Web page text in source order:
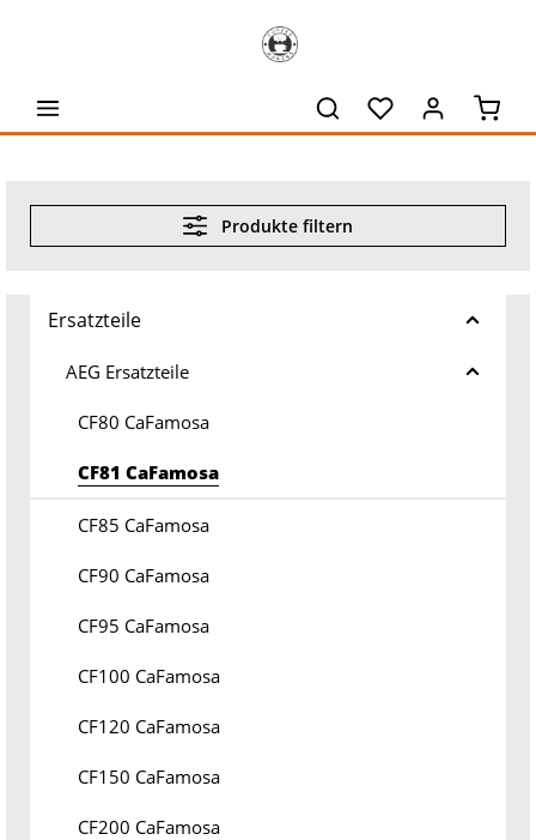
Produkte filtern
Ersatzteile
AEG Ersatzteile
CF80 CaFamosa
CF81 CaFamosa
CF85 CaFamosa
CF90 CaFamosa
CF95 CaFamosa
CF100 CaFamosa
CF120 CaFamosa
CF150 CaFamosa
CF200 CaFamosa